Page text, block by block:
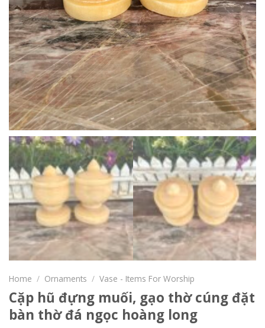
Home / Ornaments / Vase - Items For Worship
Cặp hũ đựng muối, gạo thờ cúng đặt
bàn thờ đá ngọc hoàng long